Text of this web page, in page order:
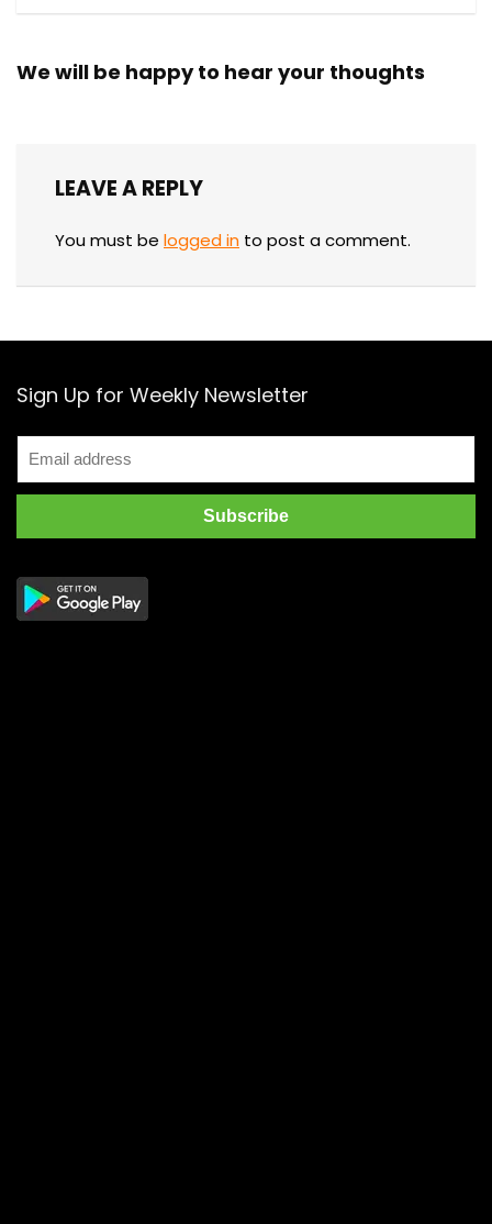
We will be happy to hear your thoughts
LEAVE A REPLY
You must be logged in to post a comment.
Sign Up for Weekly Newsletter